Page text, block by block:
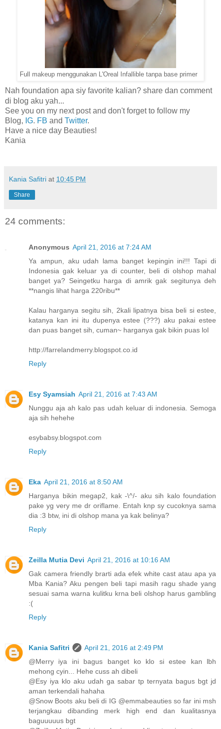
Full makeup menggunakan L'Oreal Infallible tanpa base primer
Nah foundation apa siy favorite kalian? share dan comment
di blog aku yah...
See you on my next post and don't forget to follow my
Blog, IG. FB and Twitter.
Have a nice day Beauties!
Kania
Kania Safitri at 10:45 PM
Share
24 comments:
Anonymous April 21, 2016 at 7:24 AM
Ya ampun, aku udah lama banget kepingin ini!!! Tapi di
Indonesia gak keluar ya di counter, beli di olshop mahal
banget ya? Seingetku harga di amrik gak segitunya deh
**nangis lihat harga 220ribu**
Kalau harganya segitu sih, 2kali lipatnya bisa beli si estee,
katanya kan ini itu dupenya estee (???) aku pakai estee
dan puas banget sih, cuman~ harganya gak bikin puas lol
http://farrelandmerry.blogspot.co.id
Reply
Esy Syamsiah April 21, 2016 at 7:43 AM
Nunggu aja ah kalo pas udah keluar di indonesia. Semoga
aja sih hehehe
esybabsy.blogspot.com
Reply
Eka April 21, 2016 at 8:50 AM
Harganya bikin megap2, kak -\^/- aku sih kalo foundation
pake yg very me dr oriflame. Entah knp sy cucoknya sama
dia :3 btw, ini di olshop mana ya kak belinya?
Reply
Zeilla Mutia Devi April 21, 2016 at 10:16 AM
Gak camera friendly brarti ada efek white cast atau apa ya
Mba Kania? Aku pengen beli tapi masih ragu shade yang
sesuai sama warna kulitku krna beli olshop harus gambling
:(
Reply
Kania Safitri
April 21, 2016 at 2:49 PM
@Merry iya ini bagus banget ko klo si estee kan lbh
mehong cyin... Hehe cuss ah dibeli
@Esy iya klo aku udah ga sabar tp ternyata bagus bgt jd
aman terkendali hahaha
@Snow Boots aku beli di IG @emmabeauties so far ini msh
terjangkau dibanding merk high end dan kualitasnya
baguuuuus bgt